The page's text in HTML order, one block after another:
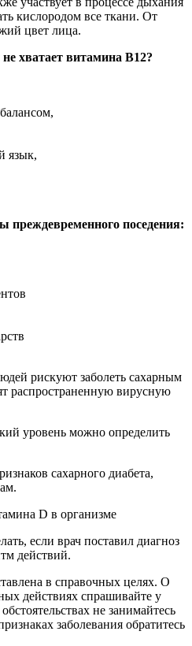
кислородом все ткани. От
цвет лица.
хватает витамина В12?
язык,
преждевременного поседения:
рискуют заболеть сахарным
распространенную вирусную
уровень можно определить
сахарного диабета,
D в организме
если врач поставил диагноз
действий.
в справочных целях. О
действиях спрашивайте у
не занимайтесь
заболевания обратитесь